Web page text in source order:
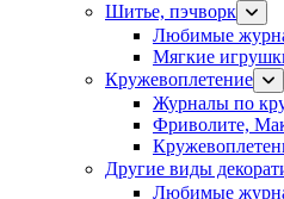
Шитье, пэчворк
Любимые
Мягкие
Кружевоплетение
Журналы по
Фриволите,
Другие виды
Любимые